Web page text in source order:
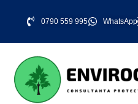
0790 559 995 WhatsApp